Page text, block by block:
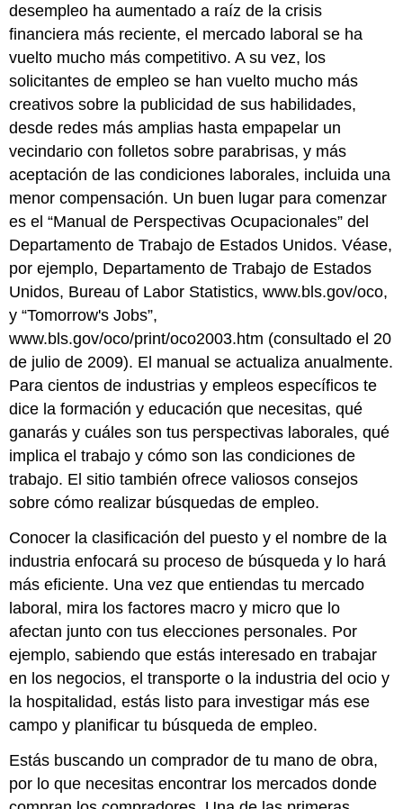
desempleo ha aumentado a raíz de la crisis
financiera más reciente, el mercado laboral se ha
vuelto mucho más competitivo. A su vez, los
solicitantes de empleo se han vuelto mucho más
creativos sobre la publicidad de sus habilidades,
desde redes más amplias hasta empapelar un
vecindario con folletos sobre parabrisas, y más
aceptación de las condiciones laborales, incluida una
menor compensación. Un buen lugar para comenzar
es el “Manual de Perspectivas Ocupacionales” del
Departamento de Trabajo de Estados Unidos. Véase,
por ejemplo, Departamento de Trabajo de Estados
Unidos, Bureau of Labor Statistics, www.bls.gov/oco,
y “Tomorrow's Jobs”,
www.bls.gov/oco/print/oco2003.htm (consultado el 20
de julio de 2009). El manual se actualiza anualmente.
Para cientos de industrias y empleos específicos te
dice la formación y educación que necesitas, qué
ganarás y cuáles son tus perspectivas laborales, qué
implica el trabajo y cómo son las condiciones de
trabajo. El sitio también ofrece valiosos consejos
sobre cómo realizar búsquedas de empleo.
Conocer la clasificación del puesto y el nombre de la
industria enfocará su proceso de búsqueda y lo hará
más eficiente. Una vez que entiendas tu mercado
laboral, mira los factores macro y micro que lo
afectan junto con tus elecciones personales. Por
ejemplo, sabiendo que estás interesado en trabajar
en los negocios, el transporte o la industria del ocio y
la hospitalidad, estás listo para investigar más ese
campo y planificar tu búsqueda de empleo.
Estás buscando un comprador de tu mano de obra,
por lo que necesitas encontrar los mercados donde